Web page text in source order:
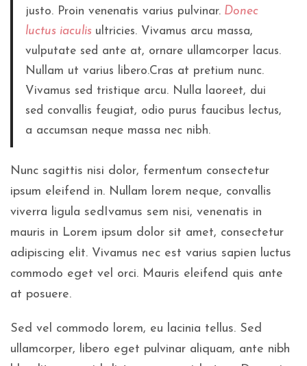
justo. Proin venenatis varius pulvinar.Donec
luctus iaculis ultricies.Vivamus arcu massa,
vulputate sed ante at, ornare ullamcorper lacus.
Nullam ut varius libero.Cras at pretium nunc.
Vivamus sed tristique arcu. Nulla laoreet, dui
sed convallis feugiat, odio purus faucibus lectus,
a accumsan neque massa nec nibh.
Nunc sagittis nisi dolor, fermentum consectetur
ipsum eleifend in. Nullam lorem neque, convallis
viverra ligula sedIvamus sem nisi, venenatis in
mauris in Lorem ipsum dolor sit amet, consectetur
adipiscing elit. Vivamus nec est varius sapien luctus
commodo eget vel orci. Mauris eleifend quis ante
at posuere.
Sed vel commodo lorem, eu lacinia tellus. Sed
ullamcorper, libero eget pulvinar aliquam, ante nibh